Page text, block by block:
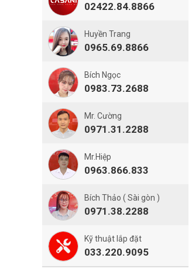
02422.84.8866
Huyền Trang
0965.69.8866
Bích Ngọc
0983.73.2688
Mr. Cường
0971.31.2288
Mr.Hiệp
0963.866.833
Bích Thảo ( Sài gòn )
0971.38.2288
Kỹ thuật lắp đặt
033.220.9095